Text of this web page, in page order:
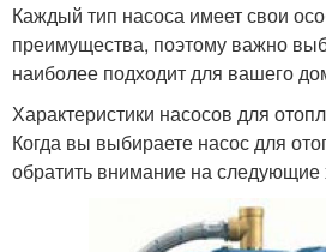
Каждый тип насоса имеет свои
преимущества, поэтому важно
наиболее подходит для вашего
Характеристики насосов для
Когда вы выбираете насос для
обратить внимание на следующие